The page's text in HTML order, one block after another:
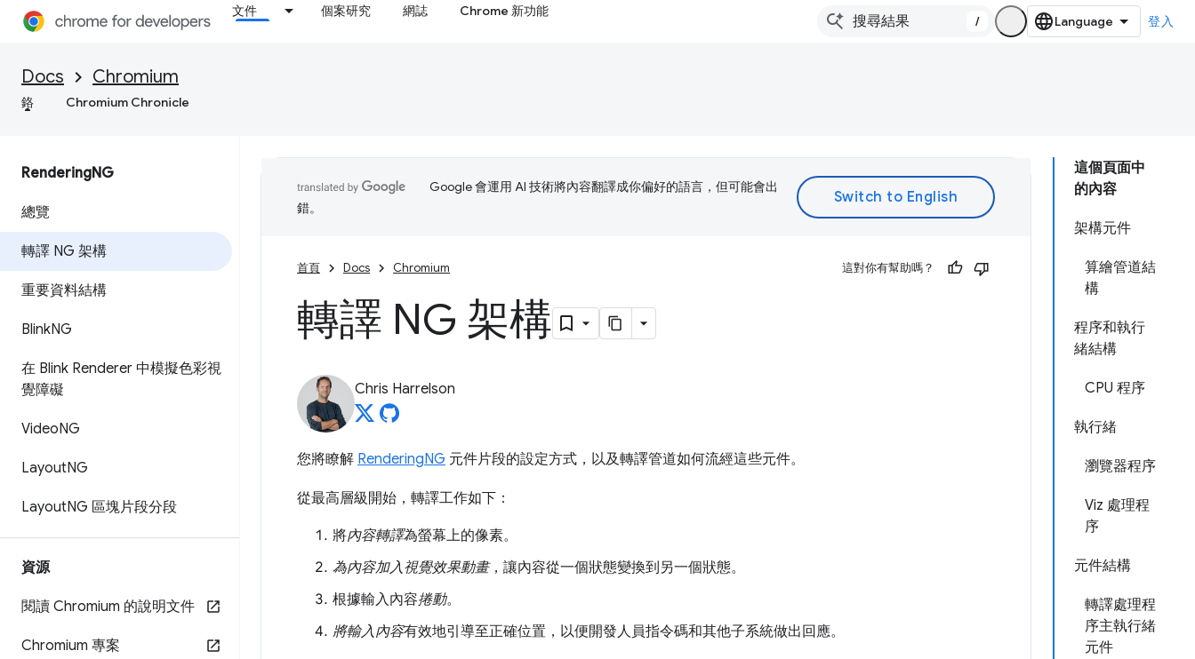
文件 個案研究 網誌 Chrome 新功能
/ 登入
Docs Chromium
鉻 Chromium Chronicle
RenderingNG
總覽
轉譯 NG 架構
重要資料結構
BlinkNG
在 Blink Renderer 中模擬色彩視
覺障礙
VideoNG
LayoutNG
LayoutNG 區塊片段分段
資源
閱讀 Chromium 的說明文件
Chromium 專案
這個頁面中
的內容
架構元件
算繪管道結
構
程序和執行
緒結構
CPU 程序
執行緒
瀏覽器程序
Viz 處理程
序
元件結構
轉譯處理程
序主執行緒
元件
Google 會運用 AI 技術將內容翻譯成你偏好的語言，但可能會出
錯。
首頁 Docs Chromium 這對你有幫助嗎？
轉譯 NG 架構
Chris Harrelson
您將瞭解 RenderingNG 元件片段的設定方式，以及轉譯管道如何流經這些元件。
從最高層級開始，轉譯工作如下：
將內容轉譯為螢幕上的像素。
為內容加入視覺效果動畫，讓內容從一個狀態變換到另一個狀態。
根據輸入內容捲動。
將輸入內容有效地引導至正確位置，以便開發人員指令碼和其他子系統做出回應。